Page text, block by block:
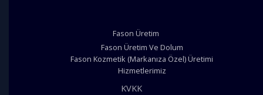
Fason Üretim
Fason Üretim Ve Dolum
Fason Kozmetik (Markanıza Özel) Üretimi
Hizmetlerimiz
KVKK